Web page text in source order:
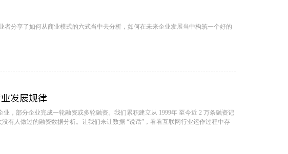
分享了如何从商业模式的六式当中去分析，如何在未来企业发展当中构筑一个好的
发展规律
，部分企业完成一轮融资或多轮融资。我们累积建立从 1999年 至今近 2 万条融资记
有人做过的融资数据分析。让我们来让数据 “说话”，看看互联网行业运作过程中存